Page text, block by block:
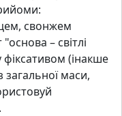
свонжем
– світлі
(інакше
загальної маси,